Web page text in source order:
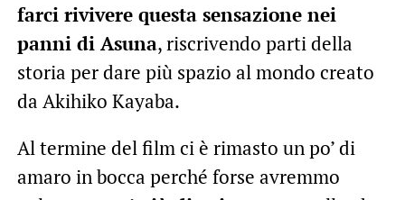
farci rivivere questa sensazione nei
panni di Asuna, riscrivendo parti della
storia per dare più spazio al mondo creato
da Akihiko Kayaba.
Al termine del film ci è rimasto un po’ di
amaro in bocca perché forse avremmo